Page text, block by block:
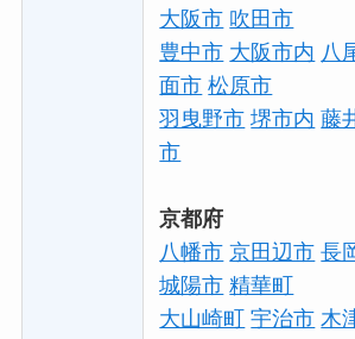
大阪市 吹田市
豊中市 大阪市内 八
面市 松原市
羽曳野市 堺市内 藤
市
京都府
八幡市 京田辺市 長
城陽市 精華町
大山崎町
宇治市 木